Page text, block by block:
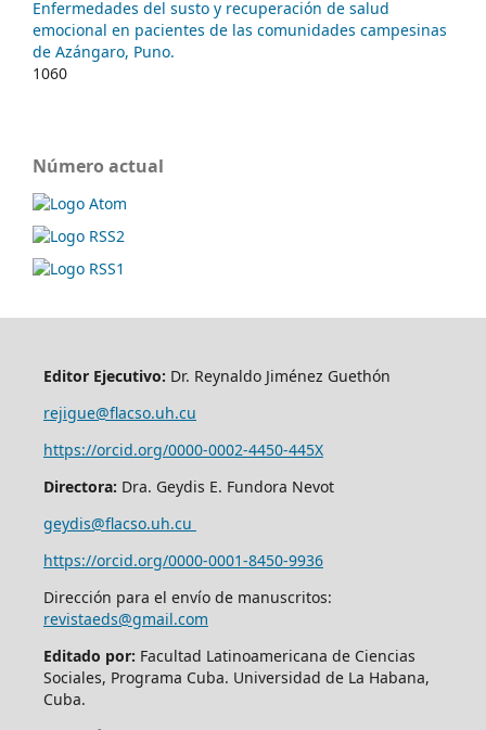
Enfermedades del susto y recuperación de salud
emocional en pacientes de las comunidades campesinas
de Azángaro, Puno.
1060
Número actual
Editor Ejecutivo: Dr. Reynaldo Jiménez Guethón
rejigue@flacso.uh.cu
https://orcid.org/0000-0002-4450-445X
Directora: Dra. Geydis E. Fundora Nevot
geydis@flacso.uh.cu
https://orcid.org/0000-0001-8450-9936
Dirección para el envío de manuscritos:
revistaeds@gmail.com
Editado por: Facultad Latinoamericana de Ciencias
Sociales, Programa Cuba. Universidad de La Habana,
Cuba.